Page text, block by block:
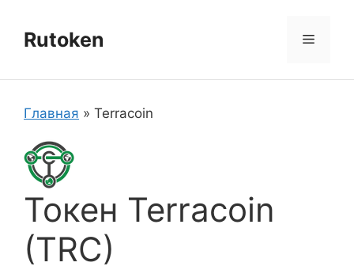
содержимому
Rutoken Меню
Главная » Terracoin
Токен Terracoin
(TRC)